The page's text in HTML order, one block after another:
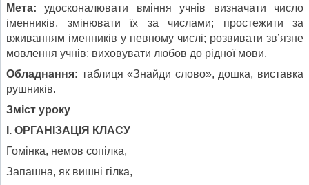
Мета:удосконалювати вміння учнів визначати число
іменників, змінювати їх за числами; простежити за
вживанням іменників у певному числі; розвивати зв’язне
мовлення учнів; виховувати любов до рідної мови.
Обладнання: таблиця «Знайди слово», дошка, виставка
рушників.
Зміст уроку
І. ОРГАНІЗАЦІЯ КЛАСУ
Гомінка, немов сопілка,
Запашна, як вишні гілка,